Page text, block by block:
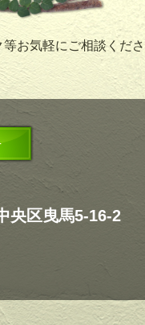
お気軽にご相談くださ
央区曳馬5-16-2